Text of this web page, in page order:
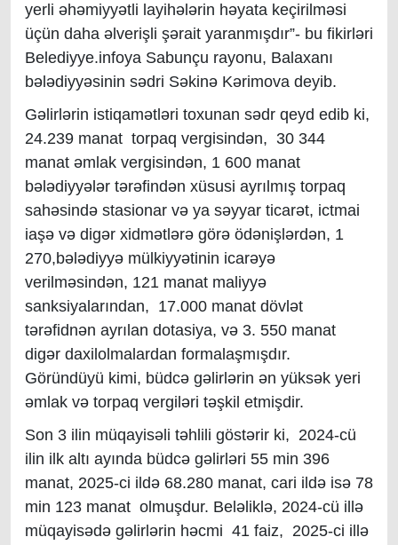
yerli əhəmiyyətli layihələrin həyata keçirilməsi
üçün daha əlverişli şərait yaranmışdır”- bu fikirləri
Belediyye.infoya Sabunçu rayonu, Balaxanı
bələdiyyəsinin sədri Səkinə Kərimova deyib.
Gəlirlərin istiqamətləri toxunan sədr qeyd edib ki,
24.239 manat torpaq vergisindən, 30 344
manat əmlak vergisindən, 1 600 manat
bələdiyyələr tərəfindən xüsusi ayrılmış torpaq
sahəsində stasionar və ya səyyar ticarət, ictmai
iaşə və digər xidmətlərə görə ödənişlərdən, 1
270,bələdiyyə mülkiyyətinin icarəyə
verilməsindən, 121 manat maliyyə
sanksiyalarından, 17.000 manat dövlət
tərəfidnən ayrılan dotasiya, və 3. 550 manat
digər daxilolmalardan formalaşmışdır.
Göründüyü kimi, büdcə gəlirlərin ən yüksək yeri
əmlak və torpaq vergiləri təşkil etmişdir.
Son 3 ilin müqayisəli təhlili göstərir ki, 2024-cü
ilin ilk altı ayında büdcə gəlirləri 55 min 396
manat, 2025-ci ildə 68.280 manat, cari ildə isə 78
min 123 manat olmuşdur. Beləliklə, 2024-cü illə
müqayisədə gəlirlərin həcmi 41 faiz, 2025-ci illə